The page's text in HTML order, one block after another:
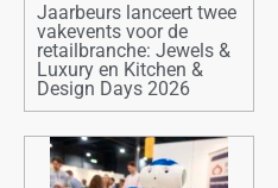
Jaarbeurs lanceert twee
vakevents voor de
retailbranche: Jewels &
Luxury en Kitchen &
Design Days 2026